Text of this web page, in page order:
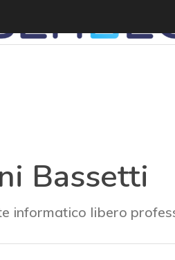
Bassetti
informatico libero